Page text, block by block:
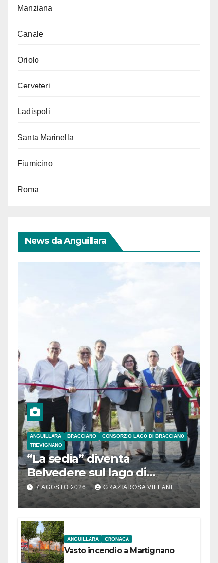
Manziana
Canale
Oriolo
Cerveteri
Ladispoli
Santa Marinella
Fiumicino
Roma
News da Anguillara
ANGUILLARA BRACCIANO
CONSORZIO LAGO DI BRACCIANO
TREVIGNANO
“La sedia” diventa
Belvedere sul lago di
Bracciano: ieri
l’inaugurazione
7 AGOSTO 2026 GRAZIAROSA VILLANI
ANGUILLARA CRONACA
Vasto incendio a Martignano